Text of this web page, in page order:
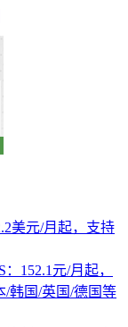
美元/月起，支持
152.1元/月起，
/韩国/英国/德国等